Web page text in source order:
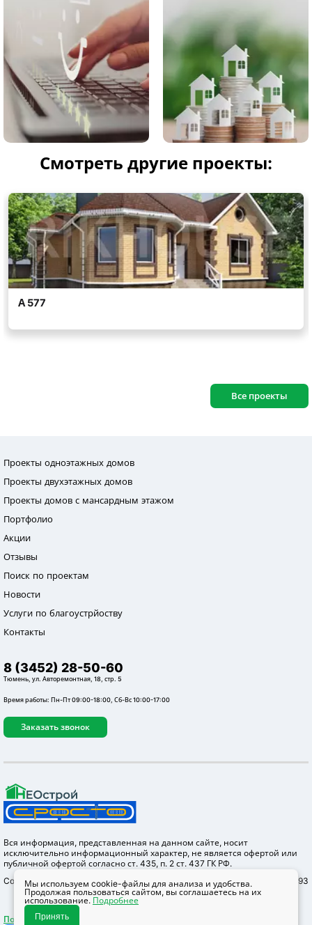
Смотреть другие проекты:
Все проекты
Проекты одноэтажных домов
Проекты двухэтажных домов
Проекты домов с мансардным этажом
Портфолио
Акции
Отзывы
Поиск по проектам
Новости
Услуги по благоустрйоству
Контакты
8 (3452) 28-50-60
Тюмень, ул. Авторемонтная, 18, стр. 5
Время работы: Пн-Пт 09:00-18:00, Сб-Вс 10:00-17:00
Заказать звонок
Вся информация, представленная на данном сайте, носит
исключительно информационный характер, не является офертой или
публичной офертой согласно ст. 435, п. 2 ст. 437 ГК РФ.
Copyright © 2012-2026 Неострой, ОГРН 1147232004655 ИНН 7203304293
Политика конфидециальности
Мы используем cookie-файлы для анализа и удобства.
Продолжая пользоваться сайтом, вы соглашаетесь на их
использование. Подробнее
Принять